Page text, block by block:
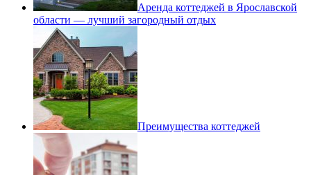
Аренда коттеджей в Ярославской
области — лучший загородный отдых
Преимущества коттеджей